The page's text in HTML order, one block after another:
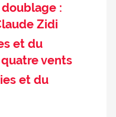
:
Zidi
et du
vents
et du